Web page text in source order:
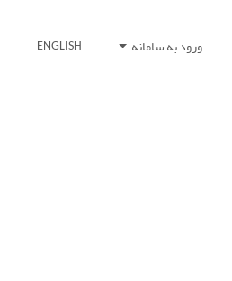
ورود به سامانه ENGLISH